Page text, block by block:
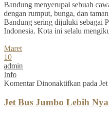
Bandung menyerupai sebuah
dengan rumput, bunga, dan
Bandung sering dijuluki sebagai
Indonesia. Kota ini selalu
Maret
10
admin
Info
Komentar Dinonaktifkan pada
Jet Bus Jumbo Lebih